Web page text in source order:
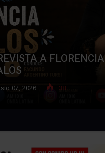
A FLORENCIA
07, 2026 38